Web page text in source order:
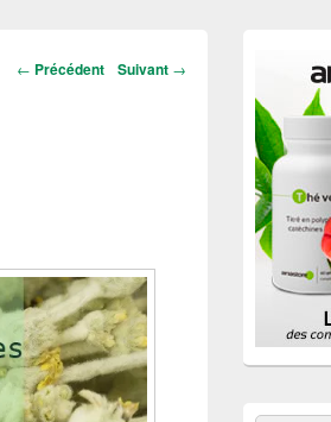
Navigation
← Précédent Suivant →
widget
pour
barre
latérale